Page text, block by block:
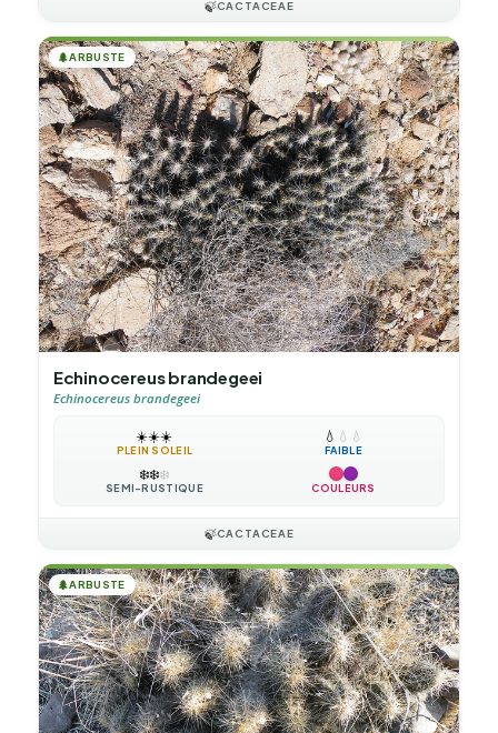
🍃CACTACEAE
🌲ARBUSTE
Echinocereus brandegeei
Echinocereus brandegeei
☀️☀️☀️
PLEIN SOLEIL
💧 💧 💧
FAIBLE
❄️❄️❄️
SEMI-RUSTIQUE COULEURS
🍃CACTACEAE
🌲ARBUSTE